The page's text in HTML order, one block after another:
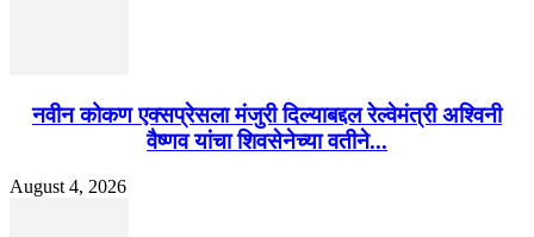
नवीन कोकण एक्सप्रेसला मंजुरी दिल्याबद्दल रेल्वेमंत्री अश्विनी
वैष्णव यांचा शिवसेनेच्या वतीने...
August 4, 2026